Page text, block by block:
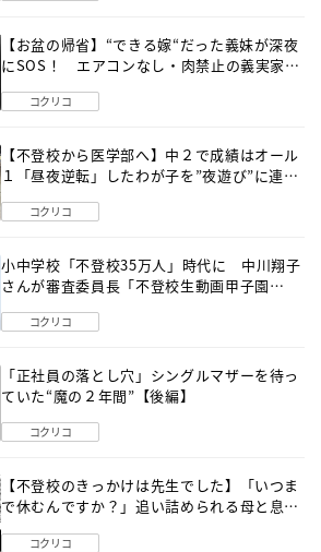
【お盆の帰省】“できる嫁“だった義妹が深夜
にSOS！ エアコンなし・肉禁止の義実家ル
コクリコ
【不登校から医学部へ】中２で成績はオール
１「昼夜逆転」したわが子を”夜遊び”に連れ
コクリコ
小中学校「不登校35万人」時代に 中川翔子
さんが審査委員長「不登校生動画甲子園
コクリコ
「正社員の落とし穴」シングルマザーを待っ
ていた“魔の２年間”【後編】
コクリコ
【不登校のきっかけは先生でした】「いつま
で休むんですか？」追い詰められる母と息子
コクリコ